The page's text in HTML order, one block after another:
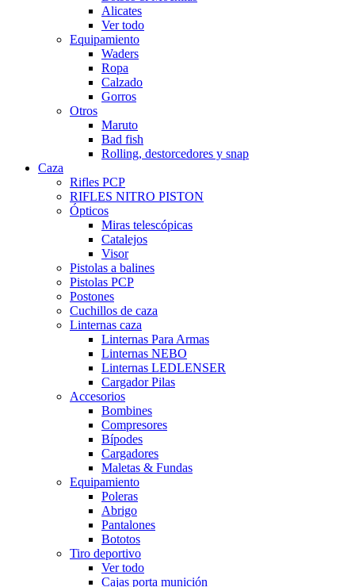
Alicates
Ver todo
Equipamiento
Waders
Ropa
Calzado
Gorros
Otros
Maruto
Bad fish
Rolling, destorcedores y snap
Caza
Rifles PCP
RIFLES NITRO PISTON
Ópticos
Miras telescópicas
Catalejos
Visor
Pistolas a balines
Pistolas PCP
Postones
Cuchillos de caza
Linternas caza
Linternas Para Armas
Linternas NEBO
Linternas LEDLENSER
Cargador Pilas
Accesorios
Bombines
Compresores
Bípodes
Cargadores
Maletas & Fundas
Equipamiento
Poleras
Abrigo
Pantalones
Bototos
Tiro deportivo
Ver todo
Cajas porta munición